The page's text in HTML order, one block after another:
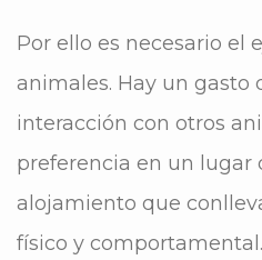
Por ello es necesario el
animales. Hay un gasto
interacción con otros
preferencia en un lugar
alojamiento que
físico y